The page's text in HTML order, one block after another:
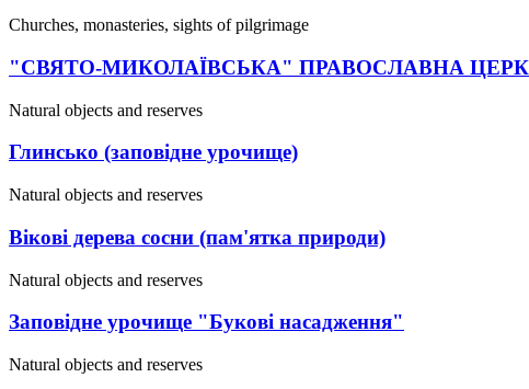
Churches, monasteries, sights of pilgrimage
"СВЯТО-МИКОЛАЇВСЬКА" ПРАВОСЛАВНА
Natural objects and reserves
Глинсько (заповідне урочище)
Natural objects and reserves
Вікові дерева сосни (пам'ятка природи)
Natural objects and reserves
Заповідне урочище "Букові насадження"
Natural objects and reserves